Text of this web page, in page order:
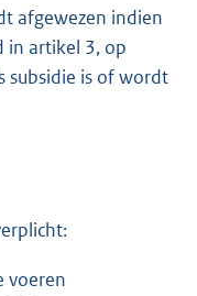
afgewezen indien
in artikel 3, op
subsidie is of wordt
voeren